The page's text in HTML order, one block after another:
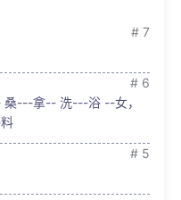
# 7
# 6
---拿-- 洗---浴 --女，
# 5